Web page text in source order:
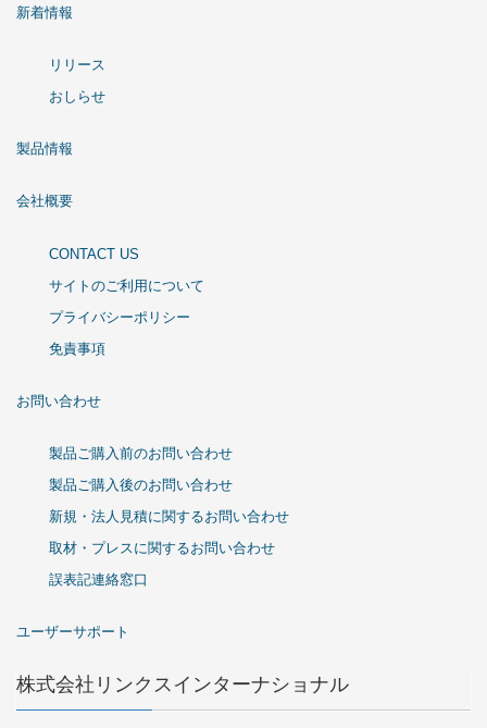
新着情報
リリース
おしらせ
製品情報
会社概要
CONTACT US
サイトのご利用について
プライバシーポリシー
免責事項
お問い合わせ
製品ご購入前のお問い合わせ
製品ご購入後のお問い合わせ
新規・法人見積に関するお問い合わせ
取材・プレスに関するお問い合わせ
誤表記連絡窓口
ユーザーサポート
株式会社リンクスインターナショナル